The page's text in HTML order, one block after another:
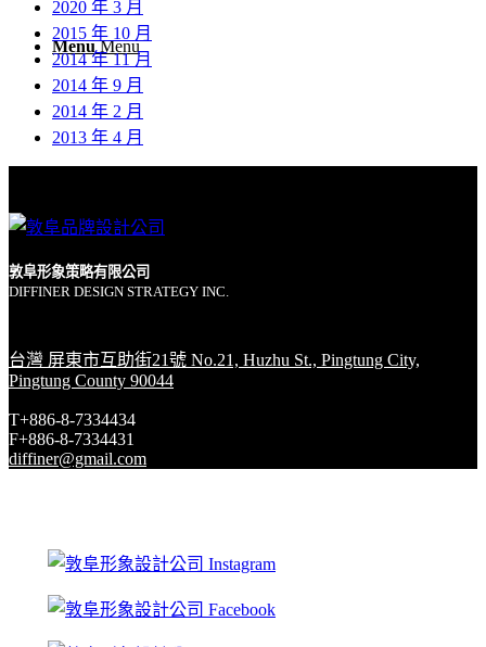
Menu Menu
2020 年 3 月
2015 年 10 月
2014 年 11 月
2014 年 9 月
2014 年 2 月
2013 年 4 月
敦阜形象策略有限公司
DIFFINER DESIGN STRATEGY INC.
台灣 屏東市互助街21號 No.21, Huzhu St., Pingtung City,
Pingtung County 90044
T+886-8-7334434
F+886-8-7334431
diffiner@gmail.com